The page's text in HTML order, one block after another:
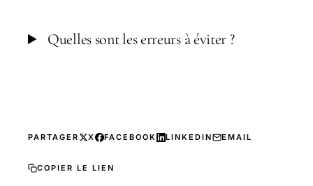
Quelles sont les erreurs à éviter ?
PARTAGER X FACEBOOK LINKEDIN EMAIL
COPIER LE LIEN